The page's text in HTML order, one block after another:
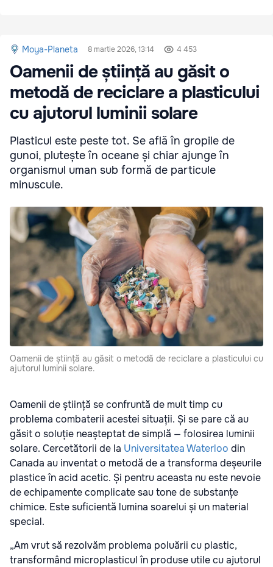
Moya-Planeta 8 martie 2026, 13:14 4 453
Oamenii de știință au găsit o
metodă de reciclare a plasticului
cu ajutorul luminii solare
Plasticul este peste tot. Se află în gropile de
gunoi, plutește în oceane și chiar ajunge în
organismul uman sub formă de particule
minuscule.
Oamenii de știință au găsit o metodă de reciclare a plasticului cu
ajutorul luminii solare.
Oamenii de știință se confruntă de mult timp cu
problema combaterii acestei situații. Și se pare că au
găsit o soluție neașteptat de simplă — folosirea luminii
solare. Cercetătorii de la Universitatea Waterloo din
Canada au inventat o metodă de a transforma deșeurile
plastice în acid acetic. Și pentru aceasta nu este nevoie
de echipamente complicate sau tone de substanțe
chimice. Este suficientă lumina soarelui și un material
special.
„Am vrut să rezolvăm problema poluării cu plastic,
transformând microplasticul în produse utile cu ajutorul